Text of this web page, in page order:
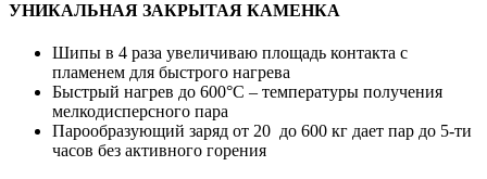
УНИКАЛЬНАЯ ЗАКРЫТАЯ КАМЕНКА
Шипы в 4 раза увеличиваю площадь контакта с
пламенем для быстрого нагрева
Быстрый нагрев до 600°С – температуры получения
мелкодисперсного пара
Парообразующий заряд от 20 до 600 кг дает пар до 5-ти
часов без активного горения